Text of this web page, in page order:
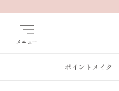
メニュー
ポイントメイク